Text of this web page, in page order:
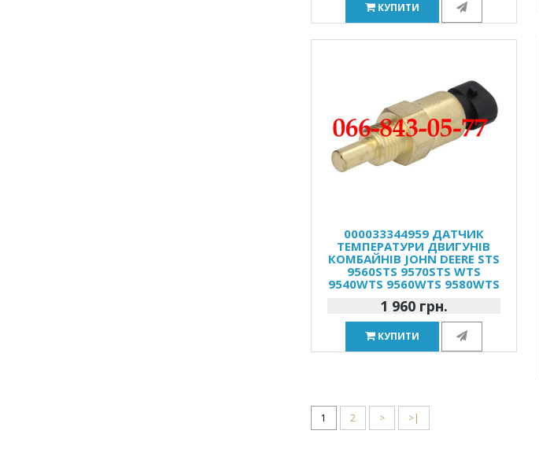
КУПИТИ
000033344959 ДАТЧИК
ТЕМПЕРАТУРИ ДВИГУНІВ
КОМБАЙНІВ JOHN DEERE STS
9560STS 9570STS WTS
9540WTS 9560WTS 9580WTS
1 960 грн.
КУПИТИ
1 2 > >|